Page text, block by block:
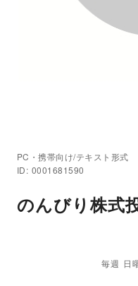
PC・携帯向け/テキスト形式
ID: 0001681590
のんびり株式
毎週 日